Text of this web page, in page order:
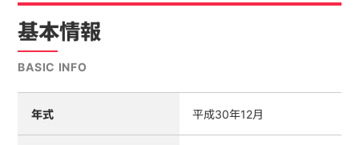
基本情報
BASIC INFO
年式 平成30年12月